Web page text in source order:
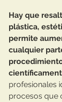
Hay que
plástica,
permite
cualquier
profesionales
procesos que